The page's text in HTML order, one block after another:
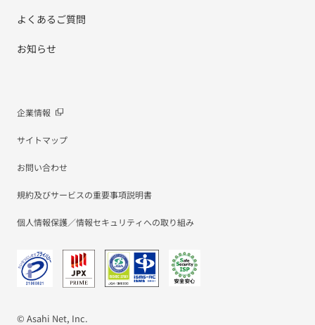
よくあるご質問
お知らせ
企業情報
サイトマップ
お問い合わせ
規約及びサービスの重要事項説明書
個人情報保護／情報セキュリティへの取り組み
© Asahi Net, Inc.